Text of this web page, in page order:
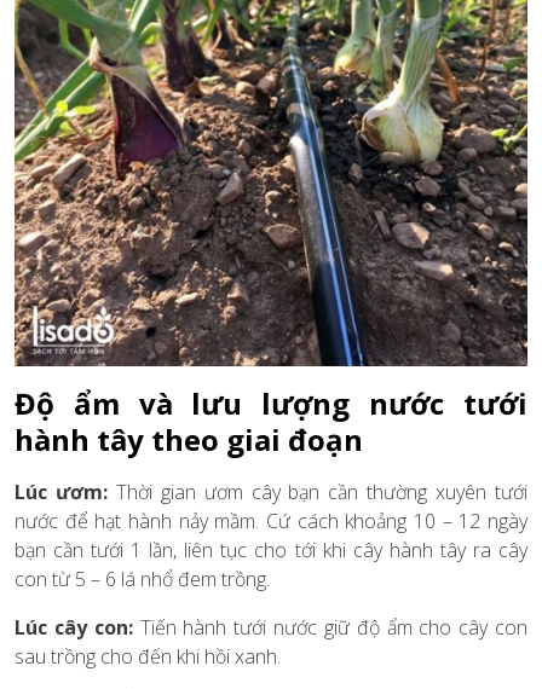
Độ ẩm và lưu lượng nước tưới
hành tây theo giai đoạn
Lúc ươm:Thời gian ươm cây bạn cần thường xuyên tưới
nước để hạt hành nảy mầm. Cứ cách khoảng 10 – 12 ngày
bạn cần tưới 1 lần, liên tục cho tới khi cây hành tây ra cây
con từ 5 – 6 lá nhổ đem trồng.
Lúc cây con:Tiến hành tưới nước giữ độ ẩm cho cây con
sau trồng cho đến khi hồi xanh.